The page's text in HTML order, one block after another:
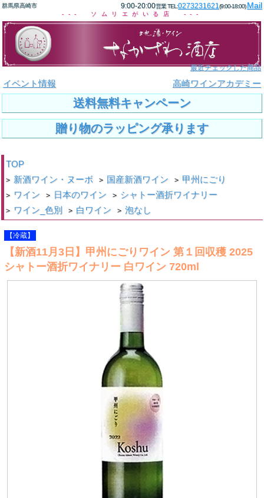
群馬県高崎市 9:00-20:00営業 TEL:0273231621(9:00-18:00)Mail
--- ソムリエがいる店 ---
最近チェックした商品
イベント情報 高崎ワインアカデミー
送料無料キャンペーン
贈り物のラッピング承ります
TOP
> 新酒ワイン・ヌーボ > 国産新酒ワイン > 甲州にごり
> ワイン > 日本のワイン > シャトー酒折ワイナリー
> ワイン_色別 > 白ワイン > 泡なし
【冷蔵】
【新酒11月3日】甲州にごりワイン 第１回収穫 2025
シャトー酒折ワイナリー 白ワイン 720ml